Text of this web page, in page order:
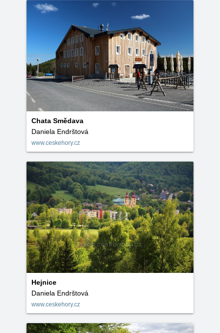
Chata Smědava
Daniela Endrštová
www.ceskehory.cz
Hejnice
Daniela Endrštová
www.ceskehory.cz